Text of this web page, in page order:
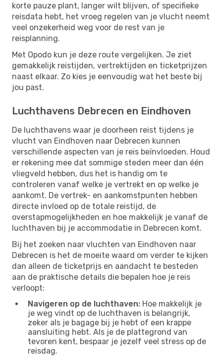
korte pauze plant, langer wilt blijven, of specifieke
reisdata hebt, het vroeg regelen van je vlucht neemt
veel onzekerheid weg voor de rest van je
reisplanning.
Met Opodo kun je deze route vergelijken. Je ziet
gemakkelijk reistijden, vertrektijden en ticketprijzen
naast elkaar. Zo kies je eenvoudig wat het beste bij
jou past.
Luchthavens Debrecen en Eindhoven
De luchthavens waar je doorheen reist tijdens je
vlucht van Eindhoven naar Debrecen kunnen
verschillende aspecten van je reis beïnvloeden. Houd
er rekening mee dat sommige steden meer dan één
vliegveld hebben, dus het is handig om te
controleren vanaf welke je vertrekt en op welke je
aankomt. De vertrek- en aankomstpunten hebben
directe invloed op de totale reistijd, de
overstapmogelijkheden en hoe makkelijk je vanaf de
luchthaven bij je accommodatie in Debrecen komt.
Bij het zoeken naar vluchten van Eindhoven naar
Debrecen is het de moeite waard om verder te kijken
dan alleen de ticketprijs en aandacht te besteden
aan de praktische details die bepalen hoe je reis
verloopt:
Navigeren op de luchthaven: Hoe makkelijk je
je weg vindt op de luchthaven is belangrijk,
zeker als je bagage bij je hebt of een krappe
aansluiting hebt. Als je de plattegrond van
tevoren kent, bespaar je jezelf veel stress op de
reisdag.